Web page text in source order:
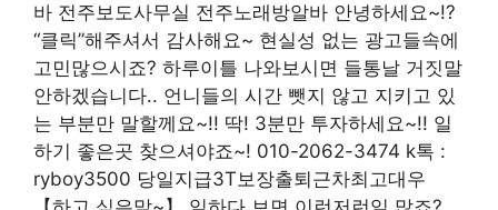
바 전주보도사무실 전주노래방알바 안녕하세요~!?
“클릭”해주셔서 감사해요~ 현실성 없는 광고들속에
고민많으시죠? 하루이틀 나와보시면 들통날 거짓말
안하겠습니다.. 언니들의 시간 뺏지 않고 지키고 있
는 부분만 말할께요~!! 딱! 3분만 투자하세요~!! 일
하기 좋은곳 찾으셔야죠~! 010-2062-3474 k톡 :
ryboy3500 당일지급3T보장출퇴근차최고대우